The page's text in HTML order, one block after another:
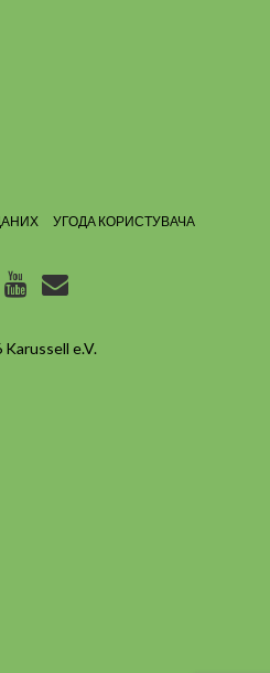
УГОДА КОРИСТУВАЧА
Karussell e.V.